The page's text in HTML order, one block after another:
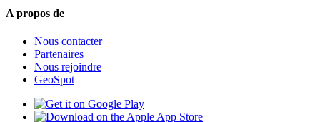
A propos de
Nous contacter
Partenaires
Nous rejoindre
GeoSpot